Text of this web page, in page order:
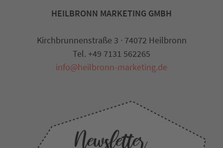
HEILBRONN MARKETING GMBH
Kirchbrunnenstraße 3 · 74072 Heilbronn
Tel. +49 7131 562265
info@heilbronn-marketing.de